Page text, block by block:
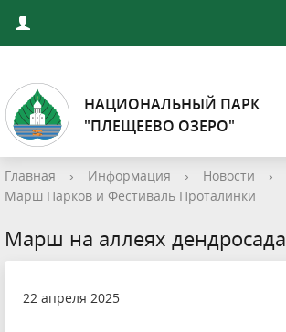
НАЦИОНАЛЬНЫЙ ПАРК
"ПЛЕЩЕЕВО ОЗЕРО"
Главная › Информация › Новости
›
Марш Парков и Фестиваль Проталинки
Марш на аллеях дендросада
22 апреля 2025